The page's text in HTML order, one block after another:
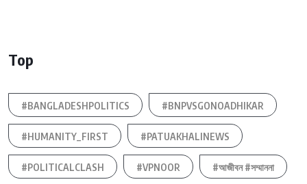
Top
#BANGLADESHPOLITICS #BNPVSGONOADHIKAR
#HUMANITY_FIRST #PATUAKHALINEWS
#POLITICALCLASH #VPNOOR #আজীবন #সম্মাননা